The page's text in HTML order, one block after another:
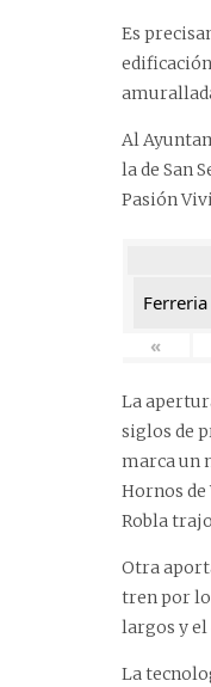
Es
Al
la de San
Pasión
«
La
siglos de
marca un
Hornos de
Robla
Otra
tren por
largos y el
La